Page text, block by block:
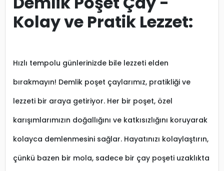
Kolay ve Pratik Lezzet:
Hızlı tempolu günlerinizde bile lezzeti elden
bırakmayın! Demlik poşet çaylarımız, pratikliği ve
lezzeti bir araya getiriyor. Her bir poşet, özel
karışımlarımızın doğallığını ve katkısızlığını koruyarak
kolayca demlenmesini sağlar. Hayatınızı kolaylaştırın,
çünkü bazen bir mola, sadece bir çay poşeti uzaklıkta